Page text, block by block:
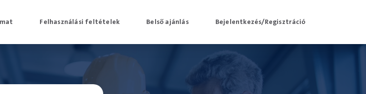
Bejelentkezés/Regisztráció
Belső ajánlás
Felhasználási feltételek